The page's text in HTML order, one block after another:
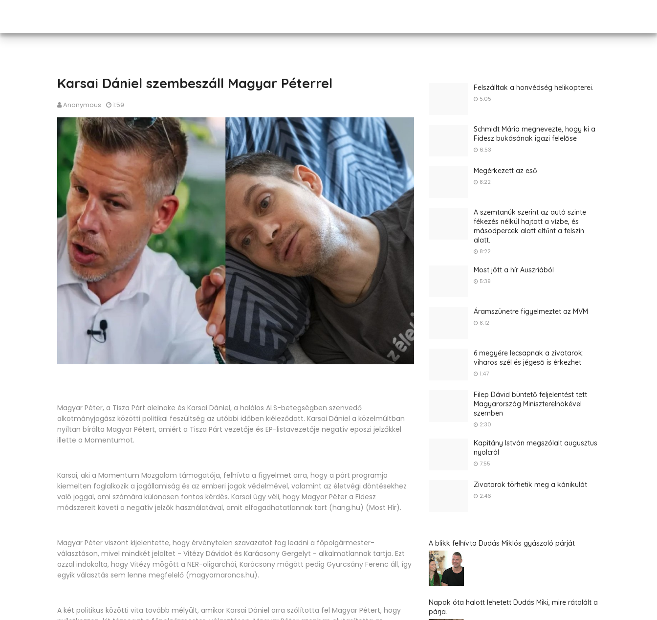
Karsai Dániel szembeszáll Magyar Péterrel
Anonymous 1:59
Magyar Péter, a Tisza Párt alelnöke és Karsai Dániel, a halálos ALS-betegségben szenvedő
alkotmányjogász közötti politikai feszültség az utóbbi időben kiéleződött. Karsai Dániel a közelmúltban
nyíltan bírálta Magyar Pétert, amiért a Tisza Párt vezetője és EP-listavezetője negatív eposzi jelzőkkel
illette a Momentumot.
Karsai, aki a Momentum Mozgalom támogatója, felhívta a figyelmet arra, hogy a párt programja
kiemelten foglalkozik a jogállamiság és az emberi jogok védelmével, valamint az életvégi döntésekhez
való joggal, ami számára különösen fontos kérdés. Karsai úgy véli, hogy Magyar Péter a Fidesz
módszereit követi a negatív jelzők használatával, amit elfogadhatatlannak tart​ (hang.hu)​​ (Most Hír)​.
Magyar Péter viszont kijelentette, hogy érvénytelen szavazatot fog leadni a főpolgármester-
választáson, mivel mindkét jelöltet - Vitézy Dávidot és Karácsony Gergelyt - alkalmatlannak tartja. Ezt
azzal indokolta, hogy Vitézy mögött a NER-oligarchái, Karácsony mögött pedig Gyurcsány Ferenc áll, így
egyik választás sem lenne megfelelő​ (magyarnarancs.hu)​.
A két politikus közötti vita tovább mélyült, amikor Karsai Dániel arra szólította fel Magyar Pétert, hogy
Felszálltak a honvédség helikopterei.
5:05
Schmidt Mária megnevezte, hogy ki a
Fidesz bukásának igazi felelőse
6:53
Megérkezett az eső
8:22
A szemtanúk szerint az autó szinte
fékezés nélkül hajtott a vízbe, és
másodpercek alatt eltűnt a felszín
alatt.
8:22
Most jött a hír Auszriából
5:39
Áramszünetre figyelmeztet az MVM
8:12
6 megyére lecsapnak a zivatarok:
viharos szél és jégeső is érkezhet
1:47
Filep Dávid büntető feljelentést tett
Magyarország Miniszterelnökével
szemben
2:30
Kapitány István megszólalt augusztus
nyolcról
7:55
Zivatarok törhetik meg a kánikulát
2:46
A blikk felhívta Dudás Miklós gyászoló párját
Napok óta halott lehetett Dudás Miki, mire rátalált a
párja.